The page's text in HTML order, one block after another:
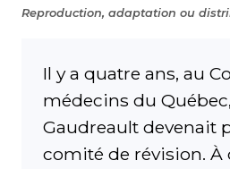
Reproduction, adaptation ou
Il y a quatre ans, au
médecins du
Gaudreault devenait
comité de révision. À